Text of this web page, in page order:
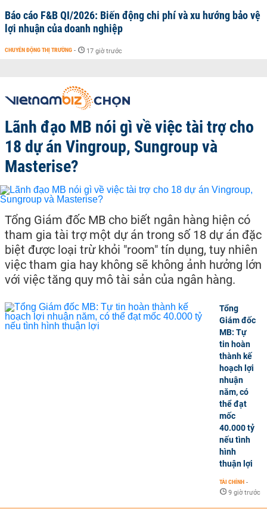
Báo cáo F&B QI/2026: Biến động chi phí và xu hướng bảo vệ
lợi nhuận của doanh nghiệp
CHUYỂN ĐỘNG THỊ TRƯỜNG - 17 giờ trước
Lãnh đạo MB nói gì về việc tài trợ cho
18 dự án Vingroup, Sungroup và
Masterise?
Tổng Giám đốc MB cho biết ngân hàng hiện có
tham gia tài trợ một dự án trong số 18 dự án đặc
biệt được loại trừ khỏi "room" tín dụng, tuy nhiên
việc tham gia hay không sẽ không ảnh hưởng lớn
với việc tăng quy mô tài sản của ngân hàng.
Tổng
Giám đốc
MB: Tự
tin hoàn
thành kế
hoạch lợi
nhuận
năm, có
thể đạt
mốc
40.000 tỷ
nếu tình
hình
thuận lợi
TÀI CHÍNH -
9 giờ trước